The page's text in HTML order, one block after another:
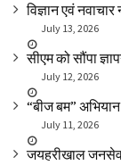
विज्ञान एवं
July 13, 2026
सीएम को सौंपा
July 12, 2026
“बीज बम”
July 11, 2026
जयहरीखाल जनसेवा